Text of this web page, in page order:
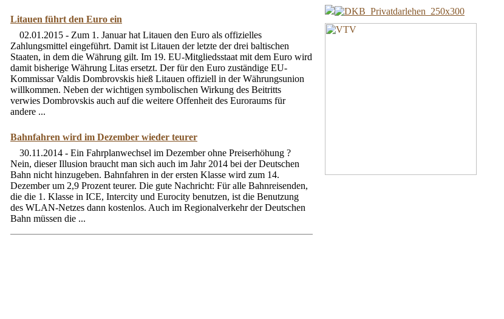
Litauen führt den Euro ein
02.01.2015 - Zum 1. Januar hat Litauen den Euro als offizielles
Zahlungsmittel eingeführt. Damit ist Litauen der letzte der drei baltischen
Staaten, in dem die Währung gilt. Im 19. EU-Mitgliedsstaat mit dem Euro wird
damit bisherige Währung Litas ersetzt. Der für den Euro zuständige EU-
Kommissar Valdis Dombrovskis hieß Litauen offiziell in der Währungsunion
willkommen. Neben der wichtigen symbolischen Wirkung des Beitritts
verwies Dombrovskis auch auf die weitere Offenheit des Euroraums für
andere ...
Bahnfahren wird im Dezember wieder teurer
30.11.2014 - Ein Fahrplanwechsel im Dezember ohne Preiserhöhung ?
Nein, dieser Illusion braucht man sich auch im Jahr 2014 bei der Deutschen
Bahn nicht hinzugeben. Bahnfahren in der ersten Klasse wird zum 14.
Dezember um 2,9 Prozent teurer. Die gute Nachricht: Für alle Bahnreisenden,
die die 1. Klasse in ICE, Intercity und Eurocity benutzen, ist die Benutzung
des WLAN-Netzes dann kostenlos. Auch im Regionalverkehr der Deutschen
Bahn müssen die ...